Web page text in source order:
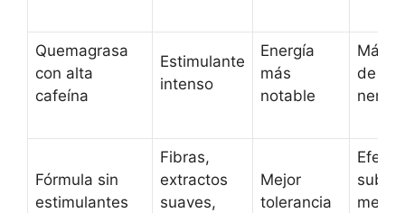
Quemagrasa
con alta
cafeína
Estimulante
intenso
Energía
más
notable
Más
de
Fórmula sin
estimulantes
Fibras,
extractos
suaves,
Mejor
tolerancia
Efecto
menos